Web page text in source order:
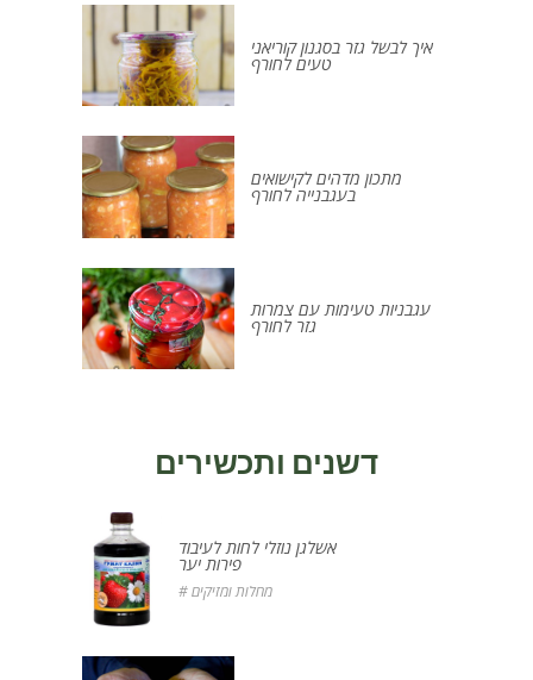
איך לבשל גזר בסגנון קוריאני
טעים לחורף
מתכון מדהים לקישואים
בעגבנייה לחורף
עגבניות טעימות עם צמרות
גזר לחורף
דשנים ותכשירים
אשלגן נוזלי לחות לעיבוד
פירות יער
# מחלות ומזיקים